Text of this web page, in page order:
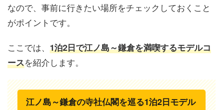
なので、事前に行きたい場所をチェックしておくこと
がポイントです。
ここでは、 1泊2日で江ノ島～鎌倉を満喫するモデルコ
ースを紹介します。
江ノ島～鎌倉の寺社仏閣を巡る1泊2日モデル